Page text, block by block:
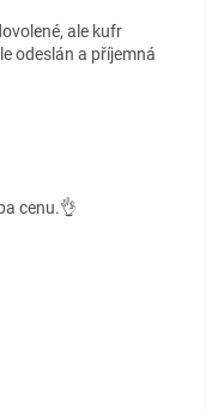
ale kufr
odeslán a příjemná
hvězdiček.
cenu.👌
hvězdiček.
hvězdiček.